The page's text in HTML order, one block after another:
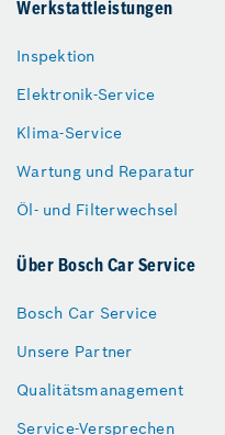
Werkstattleistungen
Inspektion
Elektronik-Service
Klima-Service
Wartung und Reparatur
Öl- und Filterwechsel
Über Bosch Car Service
Bosch Car Service
Unsere Partner
Qualitätsmanagement
Service-Versprechen